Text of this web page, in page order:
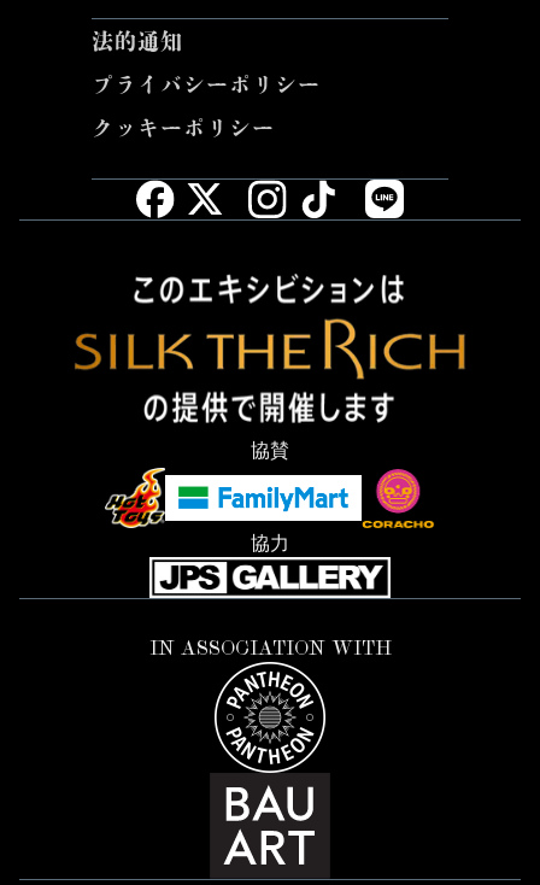
法的通知
プライバシーポリシー
クッキーポリシー
協賛
協力
IN ASSOCIATION WITH